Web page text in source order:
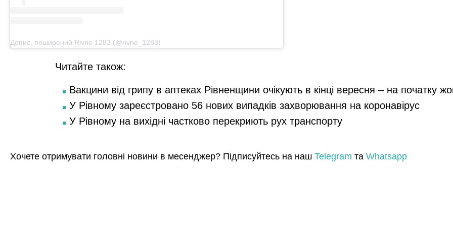
Допис, поширений Rivne 1283 (@rivne_1283)
Читайте також:
Вакцини від грипу в аптеках Рівненщини очікують в кінці вересня – на початку
У Рівному зареєстровано 56 нових випадків захворювання на коронавірус
У Рівному на вихідні частково перекриють рух транспорту
Хочете отримувати головні новини в месенджер? Підписуйтесь на наш Telegram та Whatsapp